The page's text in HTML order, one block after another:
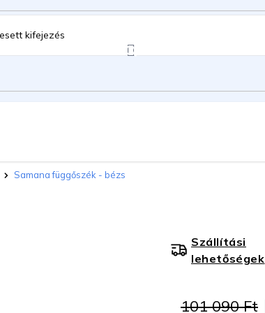
Samana függőszék - bézs
101 090 Ft
Szállítási
lehetőségek